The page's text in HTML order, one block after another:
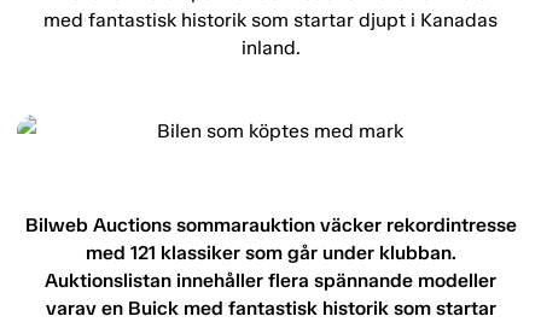
med fantastisk historik som startar djupt i Kanadas
inland.
Bilweb Auctions sommarauktion väcker rekordintresse
med 121 klassiker som går under klubban.
Auktionslistan innehåller flera spännande modeller
varav en Buick med fantastisk historik som startar